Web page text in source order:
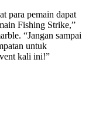
para pemain dapat
Fishing Strike,”
“Jangan sampai
untuk
kali ini!”